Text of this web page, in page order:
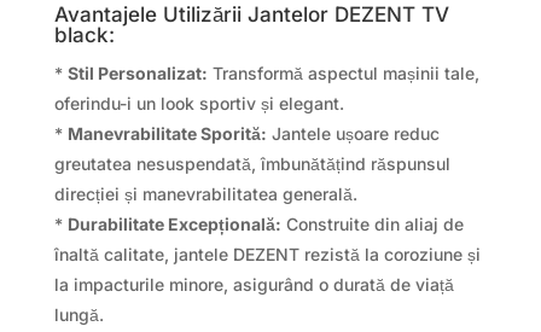
Avantajele Utilizării Jantelor DEZENT TV
black:
* Stil Personalizat: Transformă aspectul mașinii tale,
oferindu-i un look sportiv și elegant.
* Manevrabilitate Sporită: Jantele ușoare reduc
greutatea nesuspendată, îmbunătățind răspunsul
direcției și manevrabilitatea generală.
* Durabilitate Excepțională: Construite din aliaj de
înaltă calitate, jantele DEZENT rezistă la coroziune și
la impacturile minore, asigurând o durată de viață
lungă.